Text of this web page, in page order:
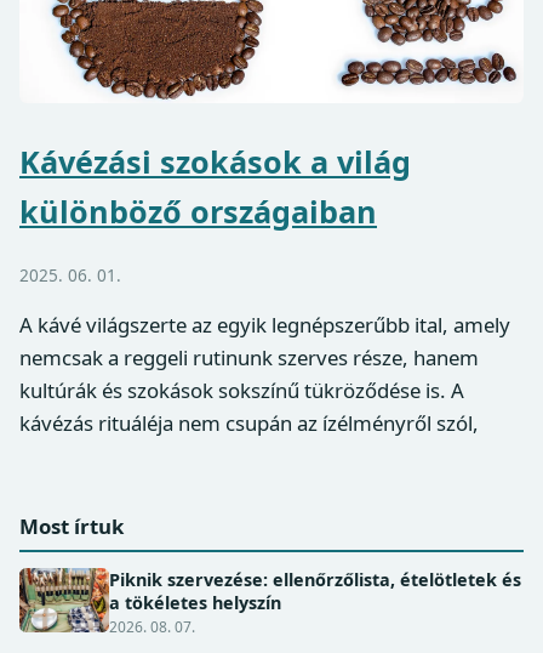
Kávézási szokások a világ
különböző országaiban
2025. 06. 01.
A kávé világszerte az egyik legnépszerűbb ital, amely
nemcsak a reggeli rutinunk szerves része, hanem
kultúrák és szokások sokszínű tükröződése is. A
kávézás rituáléja nem csupán az ízélményről szól,
Most írtuk
Piknik szervezése: ellenőrzőlista, ételötletek és
a tökéletes helyszín
2026. 08. 07.